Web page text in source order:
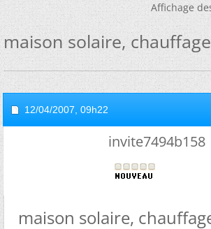
Affichage
maison solaire,
12/04/2007, 09h22
invite7494b158
maison solaire,